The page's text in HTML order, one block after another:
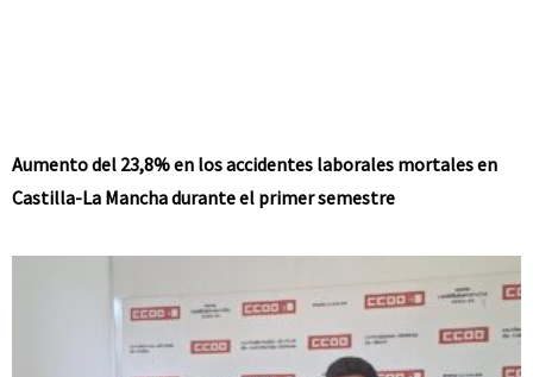
Aumento del 23,8% en los accidentes laborales mortales en
Castilla-La Mancha durante el primer semestre